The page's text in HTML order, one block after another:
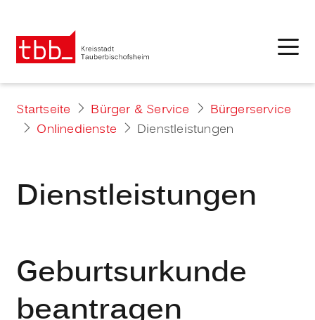
Startseite Bürger & Service
Bürgerservice
Onlinedienste
Dienstleistungen
Dienstleistungen
Geburtsurkunde
beantragen